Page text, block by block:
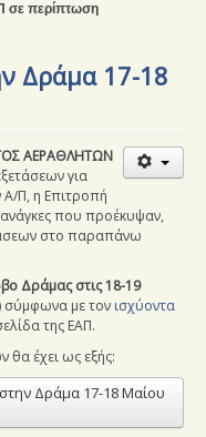
σε περίπτωση
Δράμα 17-18
ΑΕΡΑΘΛΗΤΩΝ
για
Α/Π, η Επιτροπή
ανάγκες που προέκυψαν,
στο παραπάνω
Δράμας στις18-19
σύμφωνα με τον ισχύοντα
της ΕΑΠ.
θα έχει ως εξής:
Δράμα 17-18 Μαίου